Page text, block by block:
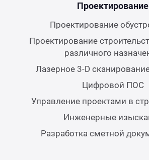
Проектирование
Проектирование
Проектирование
различного
Лазерное 3-D
Цифровой ПОС
Управление проектами в
Инженерные
Разработка сметной